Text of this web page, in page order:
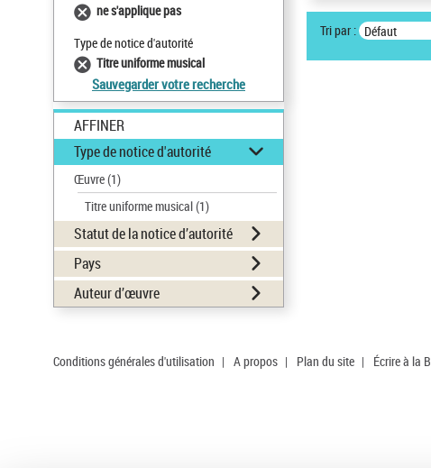
ne s'applique pas
Type de notice d'autorité
Titre uniforme musical
Sauvegarder votre recherche
AFFINER
Type de notice d'autorité
Œuvre(1)
Titre uniforme musical(1)
Statut de la notice d’autorité
Pays
Auteur d’œuvre
Tri par : Défaut
Conditions générales d'utilisation | A propos | Plan du site | Écrire à la